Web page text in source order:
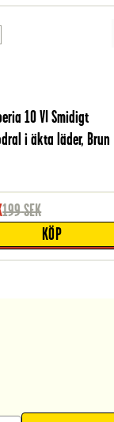
10 VI Smidigt
i äkta läder, Brun
199SEK
KÖP